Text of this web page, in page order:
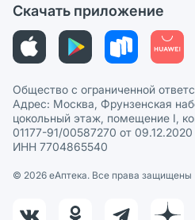
Этика и соответствие
Политика в отношении
Скачать приложение
Общество с ограниченной
Адрес: Москва, Фрунзенская
цокольный этаж, помещение I,
01177-91/00587270 от
ИНН 7704865540
© 2026 eАптека. Все права защищены